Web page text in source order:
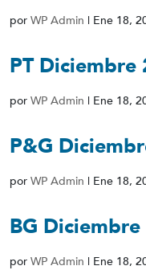
por WP Admin | Ene 18,
PT Diciembre
por WP Admin | Ene 18,
P&G
por WP Admin | Ene 18,
BG
por WP Admin | Ene 18,